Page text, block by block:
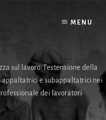
MENU
sul lavoro: l’estensione della
e subappaltatrici nei
dei lavoratori